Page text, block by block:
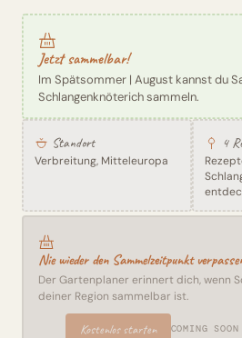
Jetzt sammelbar!
Im Spätsommer | August kannst du
Schlangenknöterich sammeln.
Standort
Verbreitung, Mitteleuropa
4
Nie wieder den Sammelzeitpunkt
Der Gartenplaner erinnert dich, wenn
deiner Region sammelbar ist.
Kostenlos starten COMING SOON